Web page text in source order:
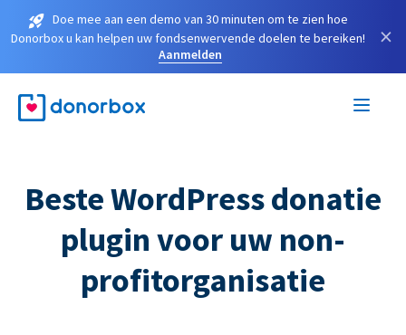
Doe mee aan een demo van 30 minuten om te zien hoe
Donorbox u kan helpen uw fondsenwervende doelen te bereiken!
Aanmelden
×
Beste WordPress donatie
plugin voor uw non-
profitorganisatie